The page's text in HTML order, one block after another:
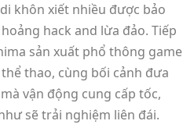
khôn xiết nhiều được bảo
hack and lừa đảo. Tiếp
sản xuất phổ thông game
thao, cùng bối cảnh đưa
vận động cung cấp tốc,
sẽ trải nghiệm liên đái.